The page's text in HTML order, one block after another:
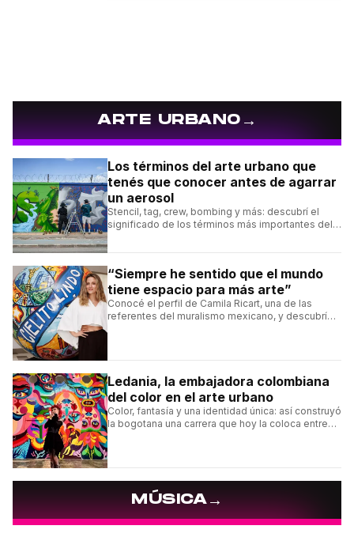
ARTE URBANO→
Los términos del arte urbano que
tenés que conocer antes de agarrar
un aerosol
Stencil, tag, crew, bombing y más: descubrí el
significado de los términos más importantes del
“Siempre he sentido que el mundo
tiene espacio para más arte”
Conocé el perfil de Camila Ricart, una de las
referentes del muralismo mexicano, y descubrí
Ledania, la embajadora colombiana
del color en el arte urbano
Color, fantasía y una identidad única: así construyó
la bogotana una carrera que hoy la coloca entre
MÚSICA→